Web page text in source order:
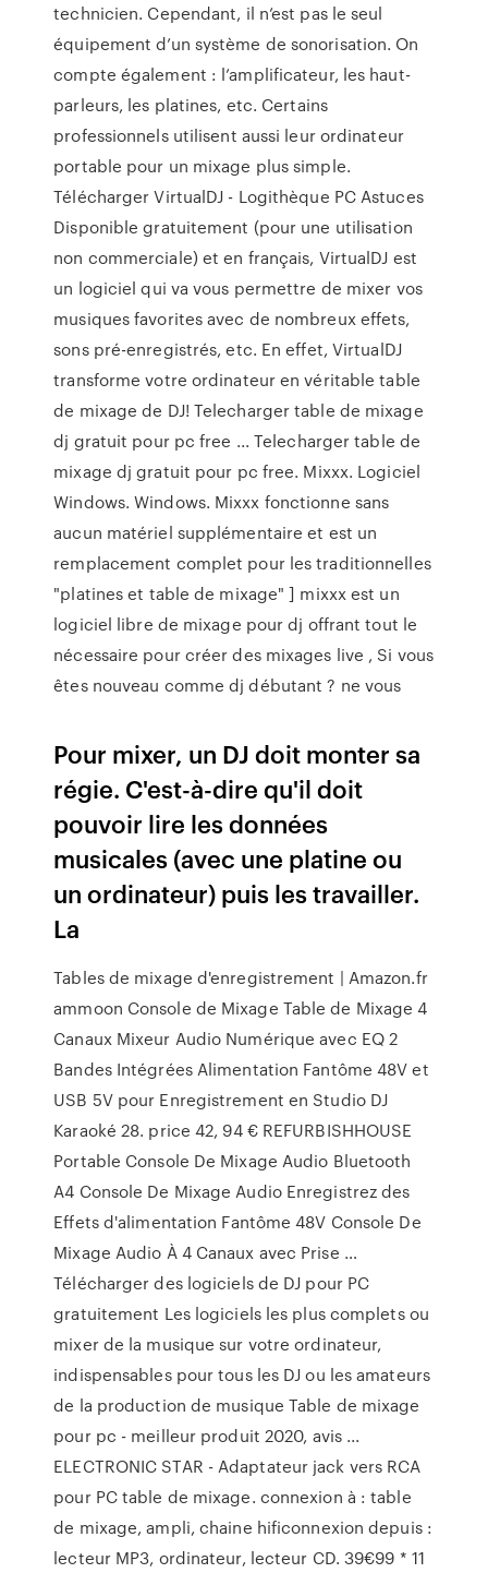
technicien. Cependant, il n’est pas le seul
équipement d’un système de sonorisation. On
compte également : l’amplificateur, les haut-
parleurs, les platines, etc. Certains
professionnels utilisent aussi leur ordinateur
portable pour un mixage plus simple.
Télécharger VirtualDJ - Logithèque PC Astuces
Disponible gratuitement (pour une utilisation
non commerciale) et en français, VirtualDJ est
un logiciel qui va vous permettre de mixer vos
musiques favorites avec de nombreux effets,
sons pré-enregistrés, etc. En effet, VirtualDJ
transforme votre ordinateur en véritable table
de mixage de DJ! Telecharger table de mixage
dj gratuit pour pc free ... Telecharger table de
mixage dj gratuit pour pc free. Mixxx. Logiciel
Windows. Windows. Mixxx fonctionne sans
aucun matériel supplémentaire et est un
remplacement complet pour les traditionnelles
"platines et table de mixage" ] mixxx est un
logiciel libre de mixage pour dj offrant tout le
nécessaire pour créer des mixages live , Si vous
êtes nouveau comme dj débutant ? ne vous
Pour mixer, un DJ doit monter sa
régie. C'est-à-dire qu'il doit
pouvoir lire les données
musicales (avec une platine ou
un ordinateur) puis les travailler.
La
Tables de mixage d'enregistrement | Amazon.fr
ammoon Console de Mixage Table de Mixage 4
Canaux Mixeur Audio Numérique avec EQ 2
Bandes Intégrées Alimentation Fantôme 48V et
USB 5V pour Enregistrement en Studio DJ
Karaoké 28. price 42, 94 € REFURBISHHOUSE
Portable Console De Mixage Audio Bluetooth
A4 Console De Mixage Audio Enregistrez des
Effets d'alimentation Fantôme 48V Console De
Mixage Audio À 4 Canaux avec Prise …
Télécharger des logiciels de DJ pour PC
gratuitement Les logiciels les plus complets ou
mixer de la musique sur votre ordinateur,
indispensables pour tous les DJ ou les amateurs
de la production de musique Table de mixage
pour pc - meilleur produit 2020, avis ...
ELECTRONIC STAR - Adaptateur jack vers RCA
pour PC table de mixage. connexion à : table
de mixage, ampli, chaine hificonnexion depuis :
lecteur MP3, ordinateur, lecteur CD. 39€99 * 11